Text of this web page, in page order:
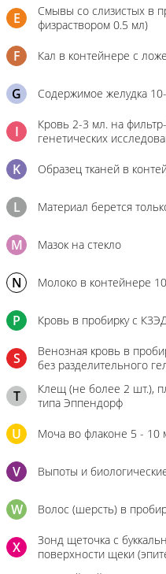
E
Смывы со слизистых в
физраствором 0.5 мл)
F Кал в контейнере с
G Содержимое желудка
I
Кровь 2-3 мл. на
генетических
K Образец тканей в
L Материал берется
M Мазок на стекло
N Молоко в контейнере
P Кровь в пробирку с
S
Венозная кровь в
без разделительного
T
Клещ (не более 2 шт.),
типа Эппендорф
U Моча во флаконе 5 - 10
V Выпоты и
W Волос (шерсть) в
X
Зонд щеточка с
поверхности щеки